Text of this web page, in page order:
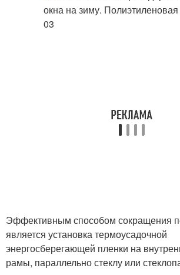
Эффективным способом сокращения
является установка термоусадочной
энергосберегающей пленки на
рамы, параллельно стеклу или